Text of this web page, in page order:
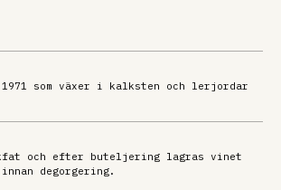
som växer i kalksten och lerjordar
och efter buteljering lagras vinet
degorgering.